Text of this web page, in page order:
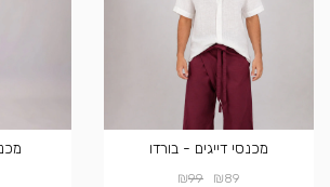
מכנסי דייגים - בורדו
₪89
₪99